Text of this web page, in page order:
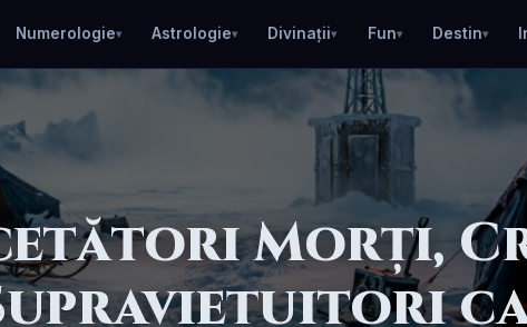
Numerologie Astrologie Divinații Fun Destin
Morți,